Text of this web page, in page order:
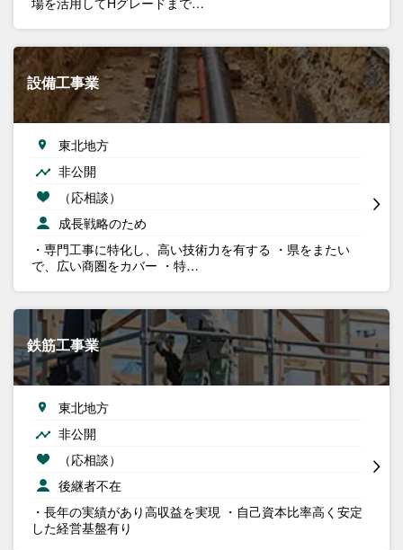
設備工事業
東北地方
非公開
（応相談）
成長戦略のため
・専門工事に特化し、高い技術力を有する ・県をまたい
で、広い商圏をカバー ・特…
鉄筋工事業
東北地方
非公開
（応相談）
後継者不在
・長年の実績があり高収益を実現 ・自己資本比率高く安定
した経営基盤有り